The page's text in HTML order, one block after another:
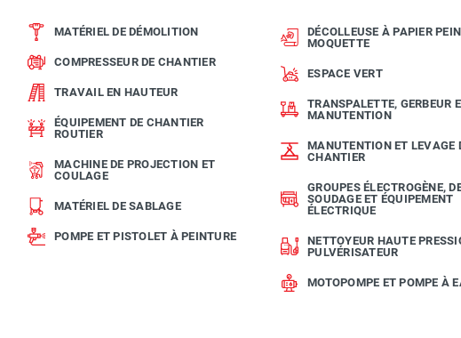
MATÉRIEL DE DÉMOLITION
COMPRESSEUR DE CHANTIER
TRAVAIL EN HAUTEUR
ÉQUIPEMENT DE CHANTIER
ROUTIER
MACHINE DE PROJECTION ET
COULAGE
MATÉRIEL DE SABLAGE
POMPE ET PISTOLET À PEINTURE
DÉCOLLEUSE À PAPIER
MOQUETTE
ESPACE VERT
TRANSPALETTE, GERBEUR
MANUTENTION
MANUTENTION ET LEVAGE
CHANTIER
GROUPES ÉLECTROGÈNE,
SOUDAGE ET ÉQUIPEMENT
ÉLECTRIQUE
NETTOYEUR HAUTE
PULVÉRISATEUR
MOTOPOMPE ET POMPE À